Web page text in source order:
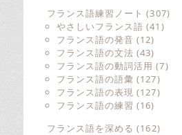
フランス語練習ノート (307)
やさしいフランス語 (41)
フランス語の発音 (12)
フランス語の文法 (43)
フランス語の動詞活用 (7)
フランス語の語彙 (127)
フランス語の表現 (127)
フランス語の練習 (16)
フランス語を深める (162)